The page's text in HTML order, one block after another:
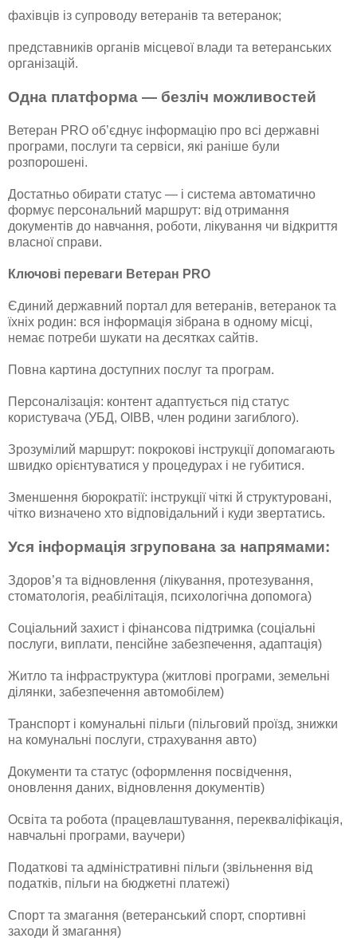
фахівців із супроводу ветеранів та ветеранок;
представників органів місцевої влади та ветеранських
організацій.
Одна платформа — безліч можливостей
Ветеран PRO об’єднує інформацію про всі державні
програми, послуги та сервіси, які раніше були
розпорошені.
Достатньо обирати статус — і система автоматично
формує персональний маршрут: від отримання
документів до навчання, роботи, лікування чи відкриття
власної справи.
Ключові переваги Ветеран PRO
Єдиний державний портал для ветеранів, ветеранок та
їхніх родин: вся інформація зібрана в одному місці,
немає потреби шукати на десятках сайтів.
Повна картина доступних послуг та програм.
Персоналізація: контент адаптується під статус
користувача (УБД, ОІВВ, член родини загиблого).
Зрозумілий маршрут: покрокові інструкції допомагають
швидко орієнтуватися у процедурах і не губитися.
Зменшення бюрократії: інструкції чіткі й структуровані,
чітко визначено хто відповідальний і куди звертатись.
Уся інформація згрупована за напрямами:
Здоров’я та відновлення (лікування, протезування,
стоматологія, реабілітація, психологічна допомога)
Соціальний захист і фінансова підтримка (соціальні
послуги, виплати, пенсійне забезпечення, адаптація)
Житло та інфраструктура (житлові програми, земельні
ділянки, забезпечення автомобілем)
Транспорт і комунальні пільги (пільговий проїзд, знижки
на комунальні послуги, страхування авто)
Документи та статус (оформлення посвідчення,
оновлення даних, відновлення документів)
Освіта та робота (працевлаштування, перекваліфікація,
навчальні програми, ваучери)
Податкові та адміністративні пільги (звільнення від
податків, пільги на бюджетні платежі)
Спорт та змагання (ветеранський спорт, спортивні
заходи й змагання)